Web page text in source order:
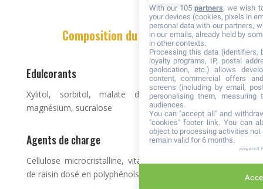
Composition du Forever Kids
Edulcorants
Xylitol, sorbitol, malate de calcium, malate de
magnésium, sucralose
Agents de charge
Cellulose microcristalline, vitamine C, extrait de peau
de raisin dosé en polyphénols, bisglycinate de zinc.
With our 105partners, we wish
your devices (cookies, pixels in
personal data with our partners,
in our emails, already held by
in other contexts.
Processing this data (identifiers,
loyalty programs, IP, postal
geolocation, etc.) allows
content, commercial offers
screens (including by email,
personalising them, measuring
audiences.
You can "accept all" and
"cookies" footer link. You can
object to processing activities
remain valid for 6 months.
powered